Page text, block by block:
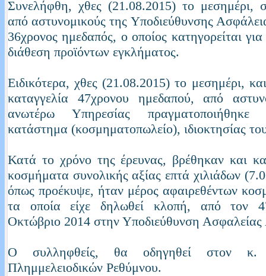
Συνελήφθη, χθες (21.08.2015) το μεσημέρι,
από αστυνομικούς της Υποδιεύθυνσης
36χρονος ημεδαπός, ο οποίος κατηγορείται
διάθεση προϊόντων εγκλήματος.
Ειδικότερα, χθες (21.08.2015) το μεσημέρι,
καταγγελία 47χρονου ημεδαπού, από
ανωτέρω Υπηρεσίας
κατάστημα (κοσμηματοπωλείο), ιδιοκτησίας
Κατά το χρόνο της έρευνας, βρέθηκαν και
κοσμήματα συνολικής αξίας επτά χιλιάδων
όπως προέκυψε, ήταν μέρος αφαιρεθέντων
τα οποία είχε δηλωθεί κλοπή, από τον
Οκτώβριο 2014 στην Υποδιεύθυνση
Ο συλληφθείς, θα οδηγηθεί στον κ.
Πλημμελειοδικών Ρεθύμνου.